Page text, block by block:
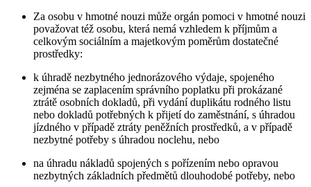
Za osobu v hmotné nouzi může orgán pomoci v hmotné nouzi
považovat též osobu, která nemá vzhledem k příjmům a
celkovým sociálním a majetkovým poměrům dostatečné
prostředky:
k úhradě nezbytného jednorázového výdaje, spojeného
zejména se zaplacením správního poplatku při prokázané
ztrátě osobních dokladů, při vydání duplikátu rodného listu
nebo dokladů potřebných k přijetí do zaměstnání, s úhradou
jízdného v případě ztráty peněžních prostředků, a v případě
nezbytné potřeby s úhradou noclehu, nebo
na úhradu nákladů spojených s pořízením nebo opravou
nezbytných základních předmětů dlouhodobé potřeby, nebo